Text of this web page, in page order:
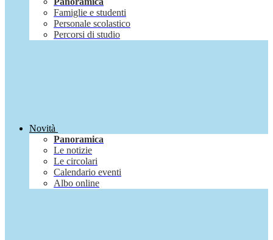
Famiglie e studenti
Personale scolastico
Percorsi di studio
Novità
Panoramica
Le notizie
Le circolari
Calendario eventi
Albo online